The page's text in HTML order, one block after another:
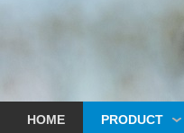
HOME PRODUCT